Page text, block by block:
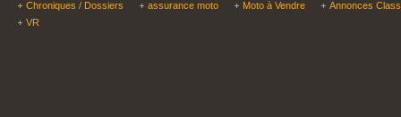
Chroniques / Dossiers assurance moto Moto à Vendre
Annonces
VR